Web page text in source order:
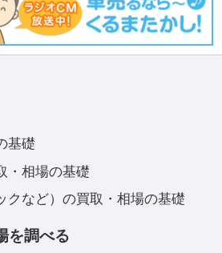
基礎
・相場の基礎
クなど）の買取・相場の基礎
を調べる